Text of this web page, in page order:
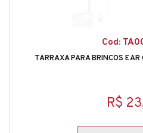
Cod:
TARRAXA PARA BRINCOS
R$